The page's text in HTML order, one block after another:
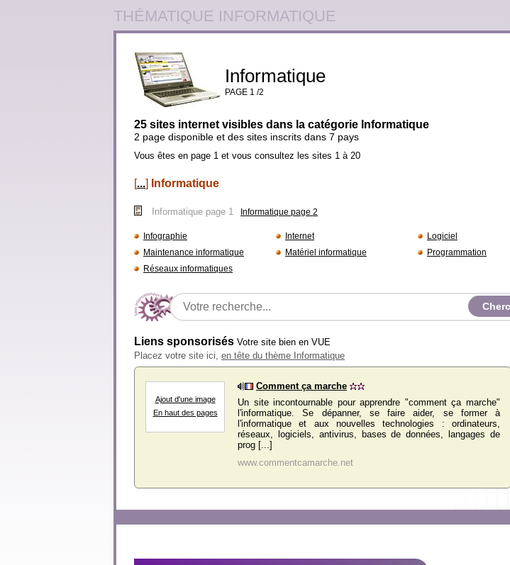
THÉMATIQUE INFORMATIQUE
Informatique
PAGE 1 /2
25 sites internet visibles dans la catégorie Informatique
2 page disponible et des sites inscrits dans 7 pays
Vous êtes en page 1 et vous consultez les sites 1 à 20
[...] Informatique
Informatique page 1 Informatique page 2
Infographie Internet
Logiciel
Maintenance informatique
Matériel informatique
Programmation
Réseaux informatiques
Liens sponsorisés Votre site bien en VUE
Placez votre site ici, en tête du thème Informatique
Ajout d'une image
En haut des pages
Comment ça marche
Un site incontournable pour apprendre "comment ça marche"
l'informatique. Se dépanner, se faire aider, se former à
l'informatique et aux nouvelles technologies : ordinateurs,
réseaux, logiciels, antivirus, bases de données, langages de
prog [...]
www.commentcamarche.net